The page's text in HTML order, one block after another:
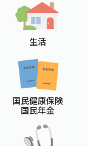
生活
国民健康保険
国民年金